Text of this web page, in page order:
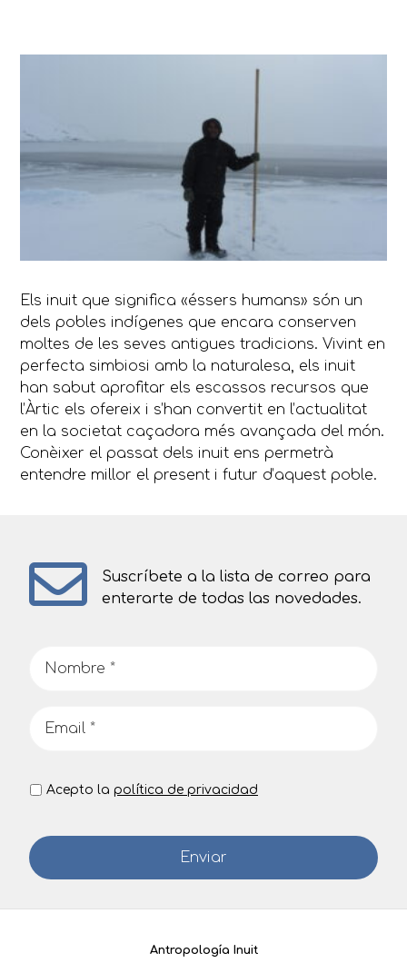
Els inuit que significa «éssers humans» són un
dels pobles indígenes que encara conserven
moltes de les seves antigues tradicions. Vivint en
perfecta simbiosi amb la naturalesa, els inuit
han sabut aprofitar els escassos recursos que
l’Àrtic els ofereix i s’han convertit en l’actualitat
en la societat caçadora més avançada del món.
Conèixer el passat dels inuit ens permetrà
entendre millor el present i futur d’aquest poble.
Suscríbete a la lista de correo para
enterarte de todas las novedades.
Acepto la política de privacidad
Antropología Inuit